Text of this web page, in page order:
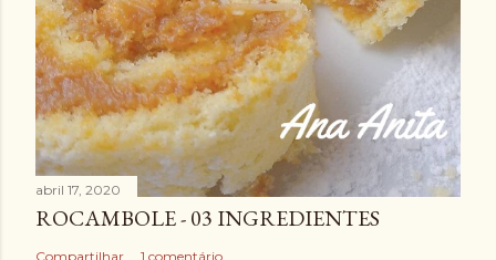
abril 17, 2020
ROCAMBOLE - 03 INGREDIENTES
Compartilhar 1 comentário